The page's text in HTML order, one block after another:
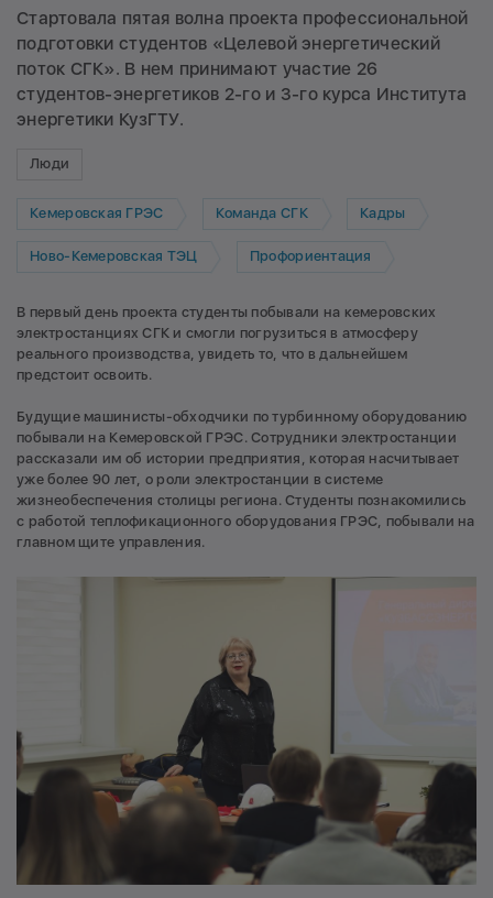
Стартовала пятая волна проекта профессиональной
подготовки студентов «Целевой энергетический
поток СГК». В нем принимают участие 26
студентов-энергетиков 2-го и 3-го курса Института
энергетики КузГТУ.
Люди
Кемеровская ГРЭС Команда СГК Кадры
Ново-Кемеровская ТЭЦ Профориентация
В первый день проекта студенты побывали на кемеровских
электростанциях СГК и смогли погрузиться в атмосферу
реального производства, увидеть то, что в дальнейшем
предстоит освоить.
Будущие машинисты-обходчики по турбинному оборудованию
побывали на Кемеровской ГРЭС. Сотрудники электростанции
рассказали им об истории предприятия, которая насчитывает
уже более 90 лет, о роли электростанции в системе
жизнеобеспечения столицы региона. Студенты познакомились
с работой теплофикационного оборудования ГРЭС, побывали на
главном щите управления.